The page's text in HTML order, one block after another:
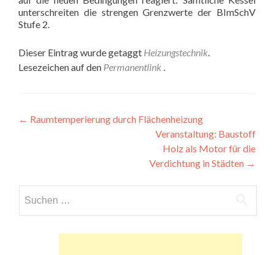
unterschreiten die strengen Grenzwerte der BImSchV
Stufe 2.
Dieser Eintrag wurde getaggt Heizungstechnik.
Lesezeichen auf den Permanentlink .
Beitragsnavigation
← Raumtemperierung durch Flächenheizung
Veranstaltung: Baustoff
Holz als Motor für die
Verdichtung in Städten →
nach: